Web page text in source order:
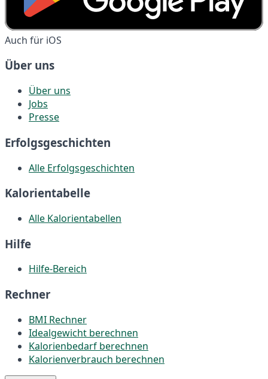
Auch für iOS
Über uns
Über uns
Jobs
Presse
Erfolgsgeschichten
Alle Erfolgsgeschichten
Kalorientabelle
Alle Kalorientabellen
Hilfe
Hilfe-Bereich
Rechner
BMI Rechner
Idealgewicht berechnen
Kalorienbedarf berechnen
Kalorienverbrauch berechnen